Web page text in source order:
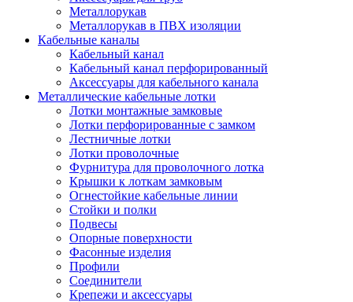
Металлорукав
Металлорукав в ПВХ изоляции
Кабельные каналы
Кабельный канал
Кабельный канал перфорированный
Аксессуары для кабельного канала
Металлические кабельные лотки
Лотки монтажные замковые
Лотки перфорированные с замком
Лестничные лотки
Лотки проволочные
Фурнитура для проволочного лотка
Крышки к лоткам замковым
Огнестойкие кабельные линии
Стойки и полки
Подвесы
Опорные поверхности
Фасонные изделия
Профили
Соединители
Крепежи и аксессуары